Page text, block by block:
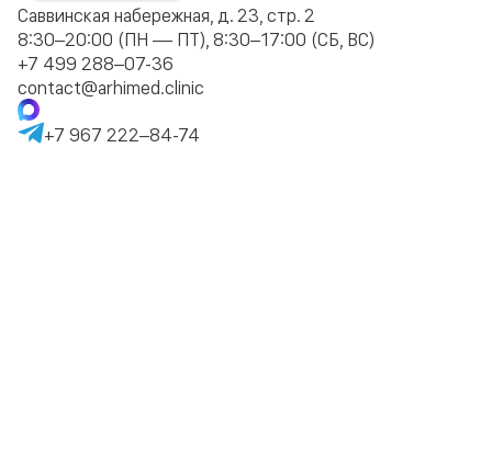
Саввинская набережная, д. 23, стр. 2
8:30–20:00 (ПН — ПТ), 8:30–17:00 (СБ, ВС)
+7 499 288–07-36
contact@arhimed.clinic
+7 967 222–84-74